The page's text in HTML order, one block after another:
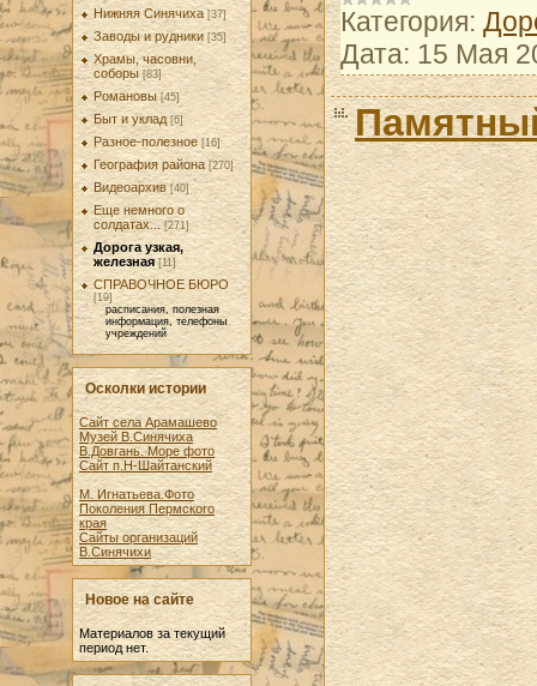
Нижняя Синячиха [37]
Заводы и рудники [35]
Храмы, часовни,
соборы [83]
Романовы [45]
Быт и уклад [6]
Разное-полезное [16]
География района [270]
Видеоархив [40]
Еще немного о
солдатах... [271]
Дорога узкая,
железная [11]
СПРАВОЧНОЕ БЮРО
[19]
расписания, полезная
информация, телефоны
учреждений
Осколки истории
Сайт села Арамашево
Музей В.Синячиха
В.Довгань. Море фото
Сайт п.Н-Шайтанский
М. Игнатьева.Фото
Поколения Пермского
края
Сайты организаций
В.Синячихи
Новое на сайте
Материалов за текущий
период нет.
Категория:
Дата: 15 Мая